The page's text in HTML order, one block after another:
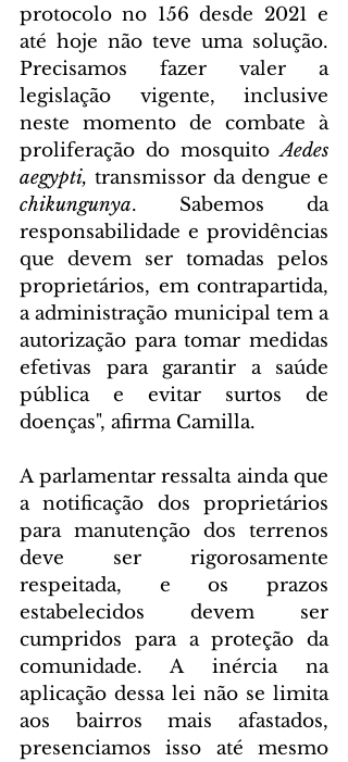
protocolo no 156 desde 2021 e
até hoje não teve uma solução.
Precisamos fazer valer a
legislação vigente, inclusive
neste momento de combate à
proliferação do mosquito Aedes
aegypti,
chikungunya. Sabemos da
responsabilidade e providências
que devem ser tomadas pelos
proprietários, em contrapartida,
a administração municipal tem a
autorização para tomar medidas
efetivas para garantir a saúde
pública e evitar surtos de
doenças", afirma Camilla.
A parlamentar ressalta ainda que
a notificação dos proprietários
para manutenção dos terrenos
deve ser rigorosamente
respeitada, e os prazos
estabelecidos devem ser
cumpridos para a proteção da
comunidade. A inércia na
aplicação dessa lei não se limita
aos bairros mais afastados,
presenciamos isso até mesmo